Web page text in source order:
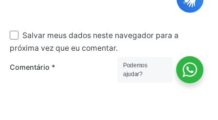
Salvar meus dados neste navegador para a
próxima vez que eu comentar.
Comentário *
Podemos
ajudar?